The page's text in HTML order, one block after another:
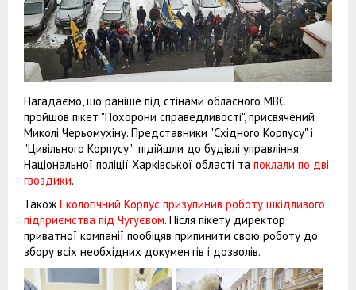
Нагадаємо, що раніше під стінами обласного МВС
пройшов пікет "Похорони справедливості", присвячений
Миколі Черьомухіну. Представники "Східного Корпусу" і
"Цивільного Корпусу" підійшли до будівлі управління
Національної поліції Харківської області та поклали по дві
гвоздики.
ТакожЕкологічний Корпус призупинив роботу шкідливого
підприємства під Чугуєвом. Після пікету директор
приватної компанії пообіцяв припинити свою роботу до
збору всіх необхідних документів і дозволів.